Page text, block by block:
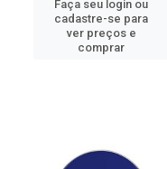
Faça seu login ou
cadastre-se para
ver preços e
comprar